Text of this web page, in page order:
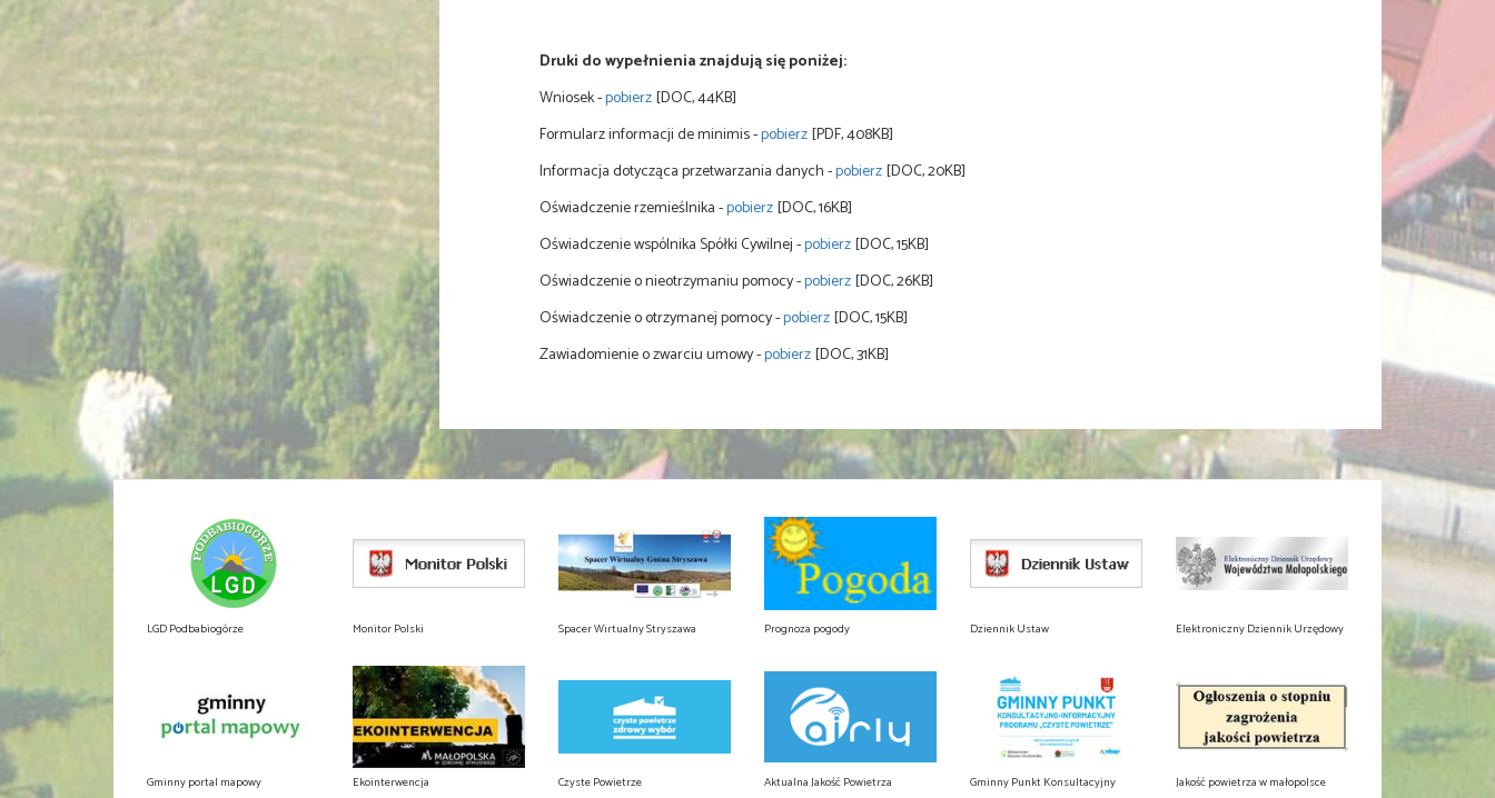
Druki do wypełnienia znajdują się poniżej:
Wniosek -pobierz[DOC, 44KB]
Formularz informacji de minimis -pobierz[PDF, 408KB]
Informacja dotycząca przetwarzania danych -pobierz[DOC, 20KB]
Oświadczenie rzemieślnika -pobierz[DOC, 16KB]
Oświadczenie wspólnika Spółki Cywilnej -pobierz[DOC, 15KB]
Oświadczenie o nieotrzymaniu pomocy -pobierz[DOC, 26KB]
Oświadczenie o otrzymanej pomocy -pobierz[DOC, 15KB]
Zawiadomienie o zwarciu umowy -pobierz[DOC, 31KB]
LGD Podbabiogórze Monitor Polski Spacer Wirtualny Stryszawa Prognoza pogody Dziennik Ustaw Elektroniczny Dziennik Urzędowy
Gminny portal mapowy Ekointerwencja Czyste Powietrze Aktualna Jakość Powietrza Gminny Punkt Konsultacyjny Jakość powietrza w małopolsce